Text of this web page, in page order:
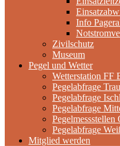
Info
Zivilschutz
Museum
Pegel und Wetter
Wetterstation FF
Pegelabfrage
Pegelabfrage Ischl
Pegelabfrage
Pegelmessstellen
Pegelabfrage
Mitglied werden